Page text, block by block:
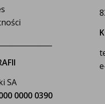
SA
0000 0390